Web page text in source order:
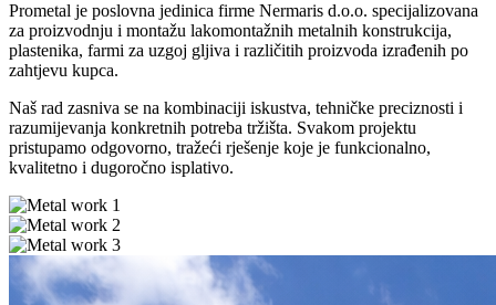
Prometal je poslovna jedinica firme Nermaris d.o.o. specijalizovana
za proizvodnju i montažu lakomontažnih metalnih konstrukcija,
plastenika, farmi za uzgoj gljiva i različitih proizvoda izrađenih po
zahtjevu kupca.
Naš rad zasniva se na kombinaciji iskustva, tehničke preciznosti i
razumijevanja konkretnih potreba tržišta. Svakom projektu
pristupamo odgovorno, tražeći rješenje koje je funkcionalno,
kvalitetno i dugoročno isplativo.